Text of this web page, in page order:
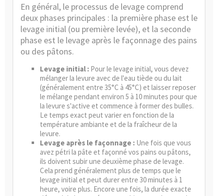
En général, le processus de levage comprend
deux phases principales : la première phase est le
levage initial (ou première levée), et la seconde
phase est le levage après le façonnage des pains
ou des pâtons.
Levage initial : Pour le levage initial, vous devez
mélanger la levure avec de l'eau tiède ou du lait
(généralement entre 35°C à 45°C) et laisser reposer
le mélange pendant environ 5 à 10 minutes pour que
la levure s'active et commence à former des bulles.
Le temps exact peut varier en fonction de la
température ambiante et de la fraîcheur de la
levure.
Levage après le façonnage : Une fois que vous
avez pétri la pâte et façonné vos pains ou pâtons,
ils doivent subir une deuxième phase de levage.
Cela prend généralement plus de temps que le
levage initial et peut durer entre 30 minutes à 1
heure, voire plus. Encore une fois, la durée exacte